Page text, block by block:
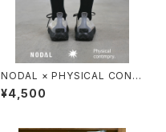
NODAL × PHYSICAL CONT
MPRY.
¥4,500